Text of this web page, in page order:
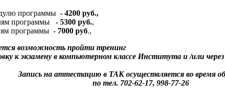
программы - 4200 руб.,
программы
- 5300 руб.,
программы - 7000 руб.,
возможность пройти тренинг
к экзамену в компьютерном классе Института и /или
Запись на аттестацию в ТАК осуществляется во время
по тел. 702-62-17, 998-77-26